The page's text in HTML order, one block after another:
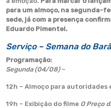
para um almoço, na segunda-
sede, já com a presença
Eduardo Pimentel.
Serviço – Semana do
Programação:
Segunda (04/08)–
12h – Almoço para autoridades
19h – Exibição do filme O Preço